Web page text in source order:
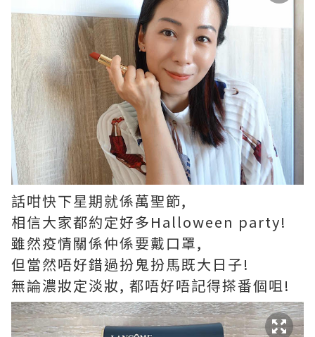
話咁快下星期就係萬聖節,
相信大家都約定好多Halloween party!
雖然疫情關係仲係要戴口罩,
但當然唔好錯過扮鬼扮馬既大日子!
無論濃妝定淡妝, 都唔好唔記得搽番個咀!